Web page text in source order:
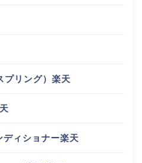
リング）楽天
ィショナー楽天